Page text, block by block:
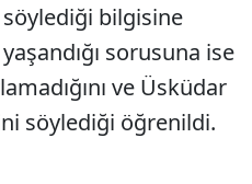
bilgisine
sorusuna ise
ve Üsküdar
söylediği öğrenildi.